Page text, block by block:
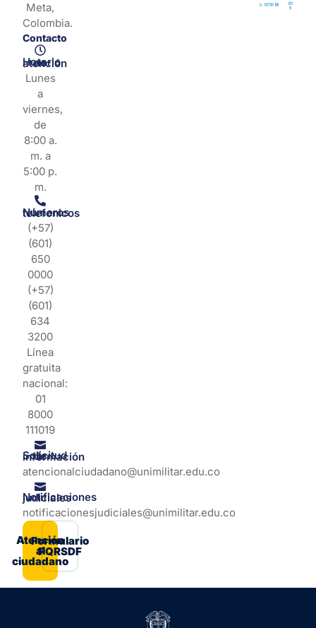
Meta,
Colombia.
Contacto
Horario de atención
Lunes
a
viernes,
de
8:00 a.
m. a
5:00 p.
m.
Números telefonicos
(+57)
(601)
650
0000
(+57)
(601)
634
3200
Línea
gratuita
nacional:
01
8000
111019
Solicitud de información
atencionalciudadano@unimilitar.edu.co
Notificaciones judiciales
notificacionesjudiciales@unimilitar.edu.co
Atención
al
ciudadano
Formulario
PQRSDF